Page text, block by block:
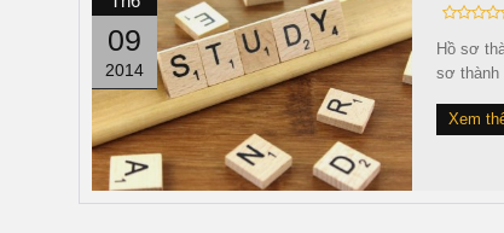
09
2014
Hồ sơ
sơ thành
Xem